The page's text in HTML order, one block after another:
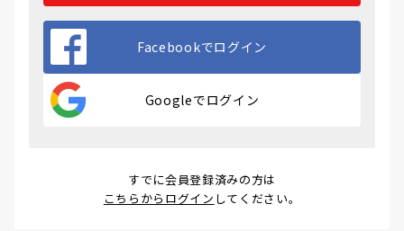
Facebookでログイン
Googleでログイン
すでに会員登録済みの方は
こちらからログイン してください。